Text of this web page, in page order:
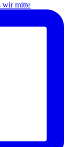
wir mitte